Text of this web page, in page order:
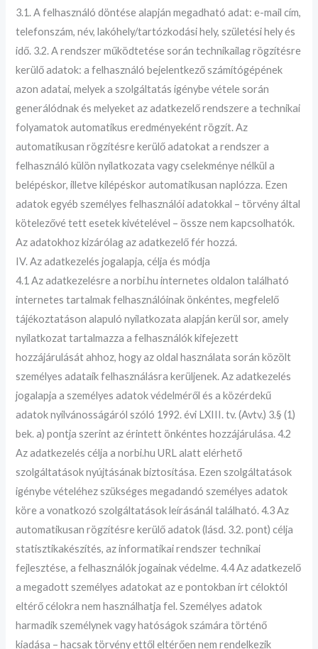
3.1. A felhasználó döntése alapján megadható adat: e-mail cím,
telefonszám, név, lakóhely/tartózkodási hely, születési hely és
idő. 3.2. A rendszer működtetése során technikailag rögzítésre
kerülő adatok: a felhasználó bejelentkező számítógépének
azon adatai, melyek a szolgáltatás igénybe vétele során
generálódnak és melyeket az adatkezelő rendszere a technikai
folyamatok automatikus eredményeként rögzít. Az
automatikusan rögzítésre kerülő adatokat a rendszer a
felhasználó külön nyilatkozata vagy cselekménye nélkül a
belépéskor, illetve kilépéskor automatikusan naplózza. Ezen
adatok egyéb személyes felhasználói adatokkal – törvény által
kötelezővé tett esetek kivételével – össze nem kapcsolhatók.
Az adatokhoz kizárólag az adatkezelő fér hozzá.
IV. Az adatkezelés jogalapja, célja és módja
4.1 Az adatkezelésre a norbi.hu internetes oldalon található
internetes tartalmak felhasználóinak önkéntes, megfelelő
tájékoztatáson alapuló nyilatkozata alapján kerül sor, amely
nyilatkozat tartalmazza a felhasználók kifejezett
hozzájárulását ahhoz, hogy az oldal használata során közölt
személyes adataik felhasználásra kerüljenek. Az adatkezelés
jogalapja a személyes adatok védelméről és a közérdekű
adatok nyilvánosságáról szóló 1992. évi LXIII. tv. (Avtv.) 3.§ (1)
bek. a) pontja szerint az érintett önkéntes hozzájárulása. 4.2
Az adatkezelés célja a norbi.hu URL alatt elérhető
szolgáltatások nyújtásának biztosítása. Ezen szolgáltatások
igénybe vételéhez szükséges megadandó személyes adatok
köre a vonatkozó szolgáltatások leírásánál található. 4.3 Az
automatikusan rögzítésre kerülő adatok (lásd. 3.2. pont) célja
statisztikakészítés, az informatikai rendszer technikai
fejlesztése, a felhasználók jogainak védelme. 4.4 Az adatkezelő
a megadott személyes adatokat az e pontokban írt céloktól
eltérő célokra nem használhatja fel. Személyes adatok
harmadik személynek vagy hatóságok számára történő
kiadása – hacsak törvény ettől eltérően nem rendelkezik